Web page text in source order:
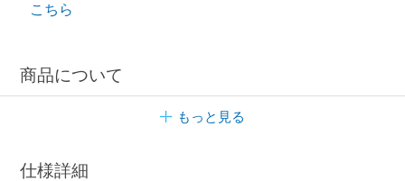
こちら
商品について
もっと見る
仕様詳細